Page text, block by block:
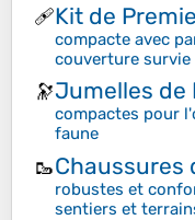
🩹Kit de
compacte avec
couverture survie
🔭Jumelles de
compactes pour
faune
🥾Chaussures
robustes et
sentiers et